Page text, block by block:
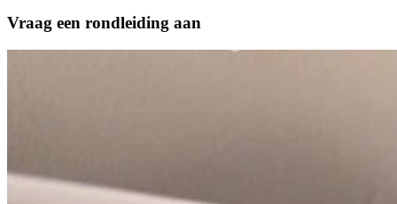
Vraag een rondleiding aan